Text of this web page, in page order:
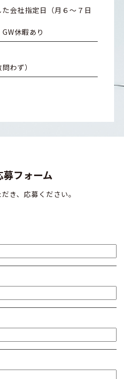
会社指定日（月６～７日
休暇あり
わず）
フォーム
き、応募ください。